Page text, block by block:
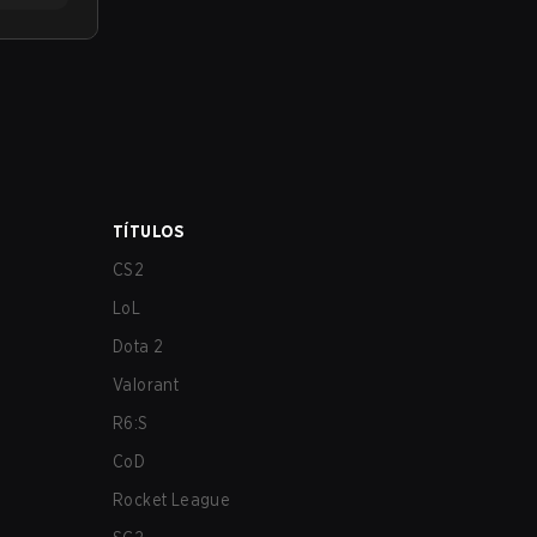
TÍTULOS
CS2
LoL
Dota 2
Valorant
R6:S
CoD
Rocket League